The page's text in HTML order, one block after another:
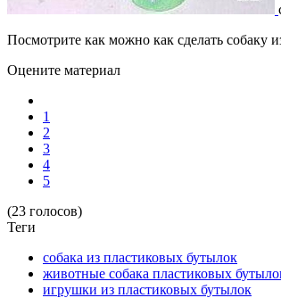
Посмотрите как можно как сделать собаку
Оцените материал
1
2
3
4
5
(23 голосов)
Теги
собака из пластиковых бутылок
животные собака пластиковых
игрушки из пластиковых бутылок